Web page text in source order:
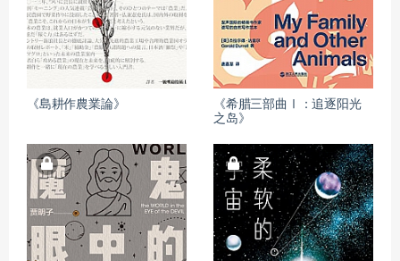
《島耕作農業論》
《希腊三部曲Ⅰ：追逐阳光
之岛》